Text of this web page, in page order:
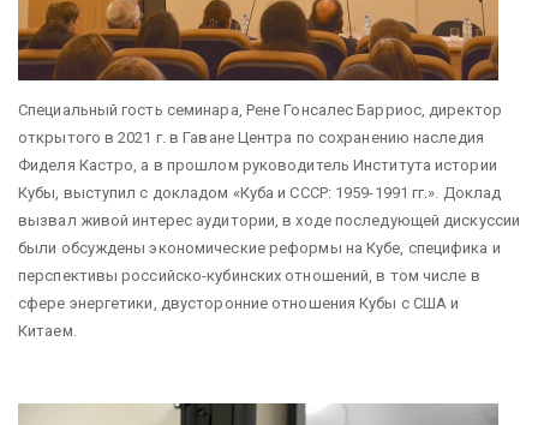
Специальный гость семинара, Рене Гонсалес Барриос, директор
открытого в 2021 г. в Гаване Центра по сохранению наследия
Фиделя Кастро, а в прошлом руководитель Института истории
Кубы, выступил с докладом «Куба и СССР: 1959-1991 гг.». Доклад
вызвал живой интерес аудитории, в ходе последующей дискуссии
были обсуждены экономические реформы на Кубе, специфика и
перспективы российско-кубинских отношений, в том числе в
сфере энергетики, двусторонние отношения Кубы с США и
Китаем.